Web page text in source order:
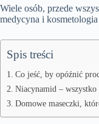
Wiele osób, przede
medycyna i
Spis treści
Co jeść, by opóźnić
Niacynamid –
Domowe maseczki,